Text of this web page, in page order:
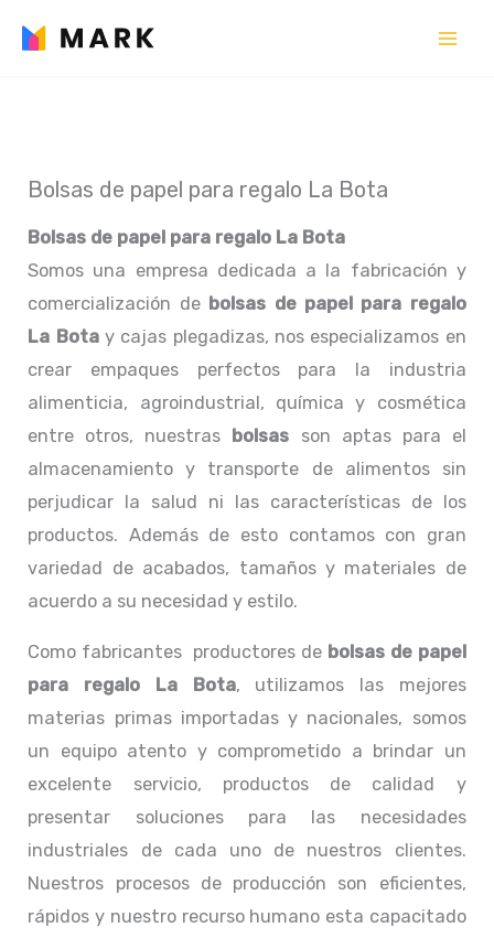
Bolsas de papel para regalo La Bota
Bolsas de papel para regalo La Bota
Somos una empresa dedicada a la fabricación y
comercialización de bolsas de papel para regalo
La Botay cajas plegadizas, nos especializamos en
crear empaques perfectos para la industria
alimenticia, agroindustrial, química y cosmética
entre otros, nuestras bolsas son aptas para el
almacenamiento y transporte de alimentos sin
perjudicar la salud ni las características de los
productos. Además de esto contamos con gran
variedad de acabados, tamaños y materiales de
acuerdo a su necesidad y estilo.
Como fabricantes productores de bolsas de papel
para regalo La Bota, utilizamos las mejores
materias primas importadas y nacionales, somos
un equipo atento y comprometido a brindar un
excelente servicio, productos de calidad y
presentar soluciones para las necesidades
industriales de cada uno de nuestros clientes.
Nuestros procesos de producción son eficientes,
rápidos y nuestro recurso humano esta capacitado